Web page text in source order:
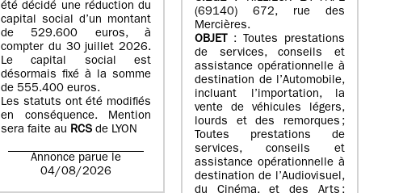
été décidé une réduction du
capital social d’un montant
de 529.600 euros, à
compter du 30 juillet 2026.
Le capital social est
désormais fixé à la somme
de 555.400 euros.
Les statuts ont été modifiés
en conséquence. Mention
sera faite au RCS de LYON
Annonce parue le
04/08/2026
(69140) 672, rue des
Mercières.
OBJET : Toutes prestations
de services, conseils et
assistance opérationnelle à
destination de l’Automobile,
incluant l’importation, la
vente de véhicules légers,
lourds et des remorques ;
Toutes prestations de
services, conseils et
assistance opérationnelle à
destination de l’Audiovisuel,